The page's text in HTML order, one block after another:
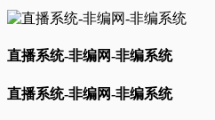
直播系统-非编网-非编系统
直播系统-非编网-非编系统